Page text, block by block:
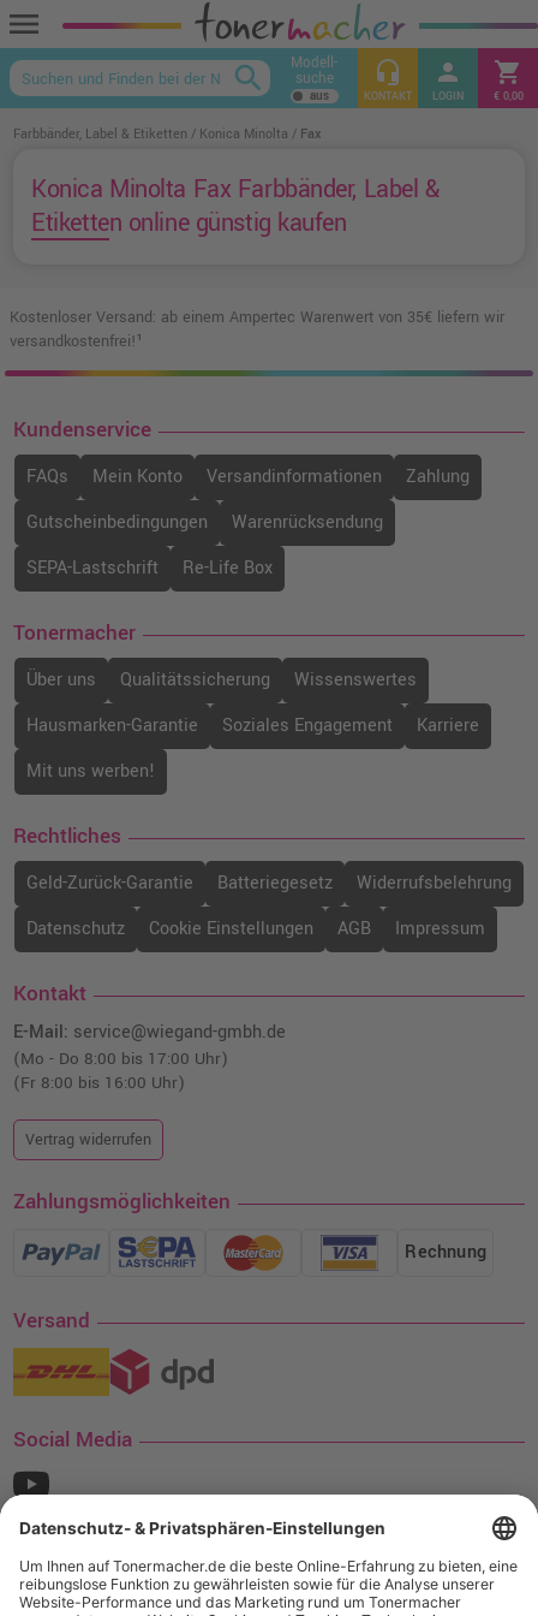
menu
keyboard_arrow_up
search Modell-
suche headset_mic
KONTAKT
person
LOGIN
shopping_cart
€ 0,00
Farbbänder, Label & Etiketten Konica Minolta Fax
Konica Minolta Fax Farbbänder, Label &
Etiketten online günstig kaufen
Kostenloser Versand: ab einem Ampertec Warenwert von 35€ liefern wir
versandkostenfrei!¹
Kundenservice
FAQs Mein Konto Versandinformationen
Zahlung
Gutscheinbedingungen
Warenrücksendung
SEPA-Lastschrift
Re-Life Box
Tonermacher
Über uns Qualitätssicherung
Wissenswertes
Hausmarken-Garantie
Soziales Engagement
Karriere
Mit uns werben!
Rechtliches
Geld-Zurück-Garantie Batteriegesetz
Widerrufsbelehrung
Datenschutz
Cookie Einstellungen AGB Impressum
Kontakt
E-Mail: service@wiegand-gmbh.de
(Mo - Do 8:00 bis 17:00 Uhr)
(Fr 8:00 bis 16:00 Uhr)
Vertrag widerrufen
Zahlungsmöglichkeiten
Rechnung
Versand
Social Media
¹ Nur gültig für den Versand innerhalb Deutschlands. Befindet sich ein Warenwert
von mindestens 35€ (inkl. Mwst.) an Ampertec Artikeln in Ihrem Warenkorb, ist der
Versand für Sie kostenfrei.